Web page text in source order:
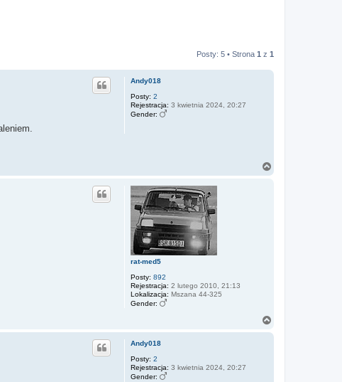
Posty: 5 • Strona 1 z 1
Andy018
Posty: 2
Rejestracja: 3 kwietnia 2024, 20:27
Gender:
rat-med5
Posty: 892
Rejestracja: 2 lutego 2010, 21:13
Lokalizacja: Mszana 44-325
Gender:
Andy018
Posty: 2
Rejestracja: 3 kwietnia 2024, 20:27
Gender: